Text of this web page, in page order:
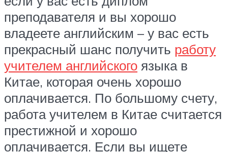
преподавателя и вы хорошо
владеете английским – у вас есть
прекрасный шанс получить работу
учителем английского языка в
Китае, которая очень хорошо
оплачивается. По большому счету,
работа учителем в Китае считается
престижной и хорошо
оплачивается. Если вы ищете